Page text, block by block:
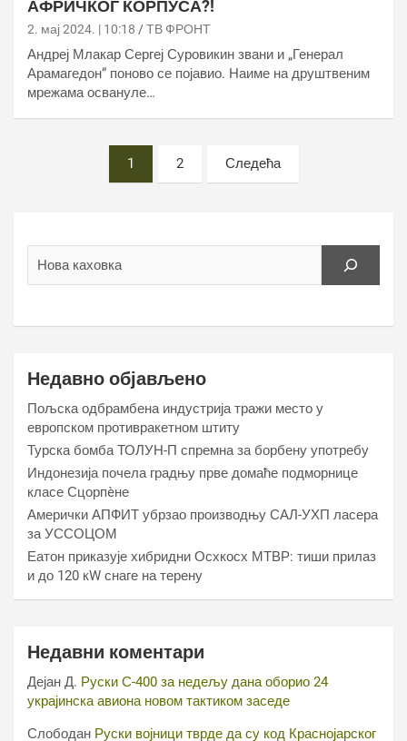
АФРИЧКОГ КОРПУСА?!
2. мај 2024. | 10:18 ТВ ФРОНТ
Андреј Млакар Сергеј Суровикин звани и „Генерал
Арамагедон“ поново се појавио. Наиме на друштвеним
мрежама освануле…
пагинатион
1 2 Следећа
Недавно објављено
Пољска одбрамбена индустрија тражи место у
европском противракетном штиту
Турска бомба ТОЛУН-П спремна за борбену употребу
Индонезија почела градњу прве домаће подморнице
класе Сцорпèне
Амерички АПФИТ убрзао производњу САЛ-УХП ласера
за УССОЦОМ
Еатон приказује хибридни Осхкосх МТВР: тиши прилаз
и до 120 кW снаге на терену
Недавни коментари
Дејан Д. Руски С-400 за недељу дана оборио 24
украјинска авиона новом тактиком заседе
Слободан Руски војници тврде да су код Краснојарског